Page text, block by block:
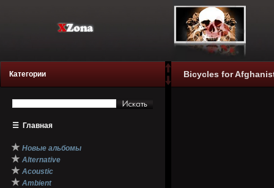
Категории
☰ Главная
★ Новые альбомы
★ Alternative
★ Acoustic
★ Ambient
Bicycles for